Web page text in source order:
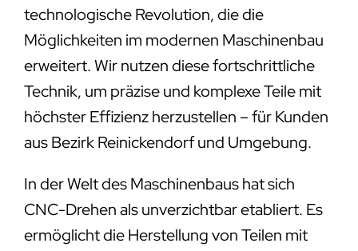
technologische Revolution, die die
Möglichkeiten im modernen Maschinenbau
erweitert. Wir nutzen diese fortschrittliche
Technik, um präzise und komplexe Teile mit
höchster Effizienz herzustellen – für Kunden
aus Bezirk Reinickendorf und Umgebung.
In der Welt des Maschinenbaus hat sich
CNC-Drehen als unverzichtbar etabliert. Es
ermöglicht die Herstellung von Teilen mit